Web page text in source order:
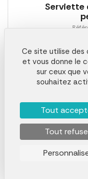
Serviette
L\'opération consiste à
à partir de
Ce site utilise des
et vous donne le
sur ceux que
souhaitez
Tout
Tout